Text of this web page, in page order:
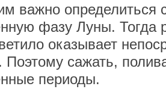
важно определиться
фазу Луны. Тогда
оказывает
Поэтому сажать,
периоды.